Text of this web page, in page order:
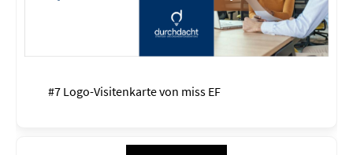
#7 Logo-Visitenkarte von miss EF